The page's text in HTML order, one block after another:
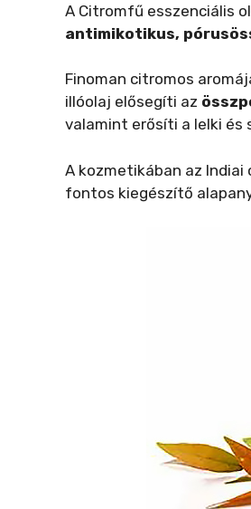
A Citromfű esszenciális
antimikotikus,
Finoman citromos
illóolaj elősegíti az
valamint erősíti a lelki
A kozmetikában az
fontos kiegészítő